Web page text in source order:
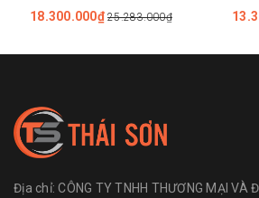
Khối Nắp Tự Động Đóng Mở
18.300.000₫ 25.283.000₫
Tự
Địa chỉ:CÔNG TY TNHH THƯƠNG MẠI VÀ